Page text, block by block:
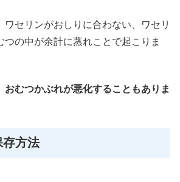
ワセリンがおしりに合わない、ワセリ
つの中が余計に蒸れことで起こりま
おむつかぶれが悪化することもありま
存方法